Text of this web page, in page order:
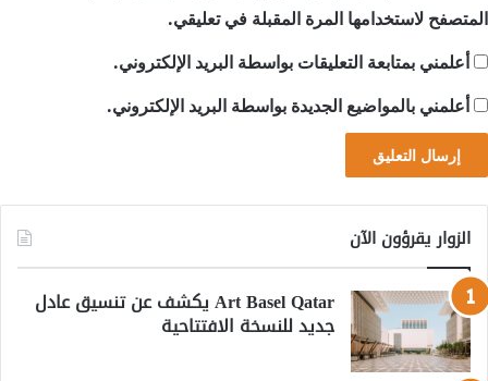
المتصفح لاستخدامها المرة المقبلة في تعليقي.
أعلمني بمتابعة التعليقات بواسطة البريد الإلكتروني.
أعلمني بالمواضيع الجديدة بواسطة البريد الإلكتروني.
الزوار يقرؤون الآن
Art Basel Qatar يكشف عن تنسيق عادل
جديد للنسخة الافتتاحية